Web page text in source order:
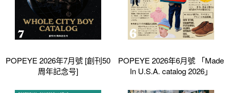
POPEYE 2026年7月號 [創刊50
周年記念号]
POPEYE 2026年6月號 「Made
In U.S.A. catalog 2026」